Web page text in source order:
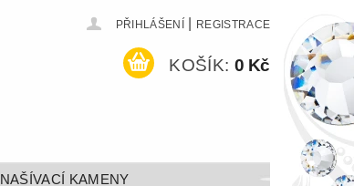
PŘIHLÁŠENÍ REGISTRACE
KOŠÍK: 0 Kč
NAŠÍVACÍ KAMENY